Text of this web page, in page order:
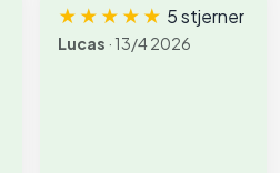
★★★★★ 5 stjerner
Lucas · 13/4 2026